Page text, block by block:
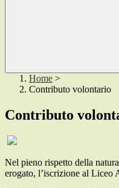
Home >
Contributo volontario
Contributo
Nel pieno rispetto della
erogato, l’iscrizione al Liceo